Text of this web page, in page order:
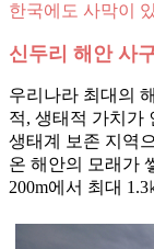
한국에도 사막이
신두리 해안 사
우리나라 최대의
적, 생태적 가치가
생태계 보존 지역
온 해안의 모래가
200m에서 최대